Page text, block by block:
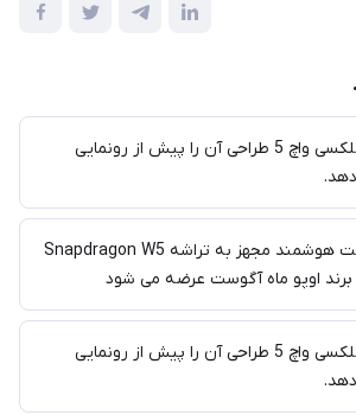
رندرهای گلکسی واچ 5 طراحی آن را پیش از رونمایی
اولین ساعت هوشمند مجهز به تراشه Snapdragon W5
اوپو ماه آگوست عرضه می شود
رندرهای گلکسی واچ 5 طراحی آن را پیش از رونمایی